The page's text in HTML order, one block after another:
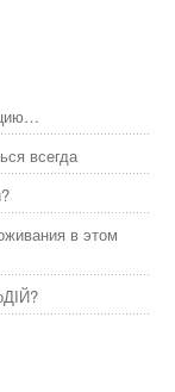
всегда
в этом